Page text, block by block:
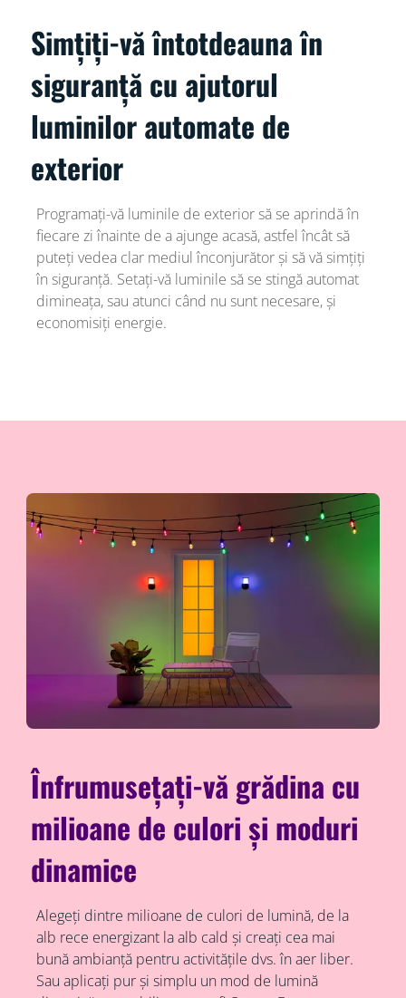
Simțiți-vă întotdeauna în
siguranță cu ajutorul
luminilor automate de
exterior
Programați-vă luminile de exterior să se aprindă în
fiecare zi înainte de a ajunge acasă, astfel încât să
puteți vedea clar mediul înconjurător și să vă simțiți
în siguranță. Setați-vă luminile să se stingă automat
dimineața, sau atunci când nu sunt necesare, și
economisiți energie.
Înfrumusețați-vă grădina cu
milioane de culori și moduri
dinamice
Alegeți dintre milioane de culori de lumină, de la
alb rece energizant la alb cald și creați cea mai
bună ambianță pentru activitățile dvs. în aer liber.
Sau aplicați pur și simplu un mod de lumină